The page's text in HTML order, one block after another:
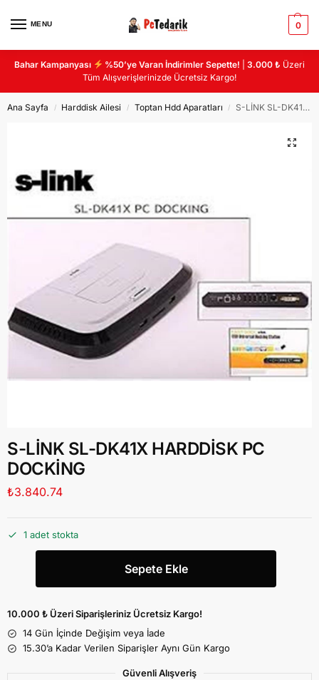
MENU 0
Bahar Kampanyası %50’ye Varan İndirimler Sepette! |3.000 ₺ Üzeri
Tüm Alışverişlerinizde Ücretsiz Kargo!
Ana Sayfa / Harddisk Ailesi / Toptan Hdd Aparatları / S-LİNK SL-DK41X HARDDİSK PC DOCKİNG
S-LİNK SL-DK41X HARDDİSK PC
DOCKİNG
₺3.840.74
1 adet stokta
Sepete Ekle
10.000 ₺ Üzeri Siparişleriniz Ücretsiz Kargo!
14 Gün İçinde Değişim veya İade
15.30’a Kadar Verilen Siparişler Aynı Gün Kargo
Güvenli Alışveriş